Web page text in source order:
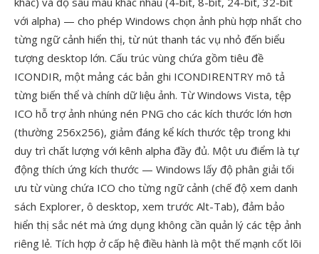
với alpha) — cho phép Windows chọn ảnh phù hợp nhất cho
từng ngữ cảnh hiển thị, từ nút thanh tác vụ nhỏ đến biểu
tượng desktop lớn. Cấu trúc vùng chứa gồm tiêu đề
ICONDIR, một mảng các bản ghi ICONDIRENTRY mô tả
từng biến thể và chính dữ liệu ảnh. Từ Windows Vista, tệp
ICO hỗ trợ ảnh nhúng nén PNG cho các kích thước lớn hơn
(thường 256x256), giảm đáng kể kích thước tệp trong khi
duy trì chất lượng với kênh alpha đầy đủ. Một ưu điểm là tự
động thích ứng kích thước — Windows lấy độ phân giải tối
ưu từ vùng chứa ICO cho từng ngữ cảnh (chế độ xem danh
sách Explorer, ô desktop, xem trước Alt-Tab), đảm bảo
hiển thị sắc nét mà ứng dụng không cần quản lý các tệp ảnh
riêng lẻ. Tích hợp ở cấp hệ điều hành là một thế mạnh cốt lõi